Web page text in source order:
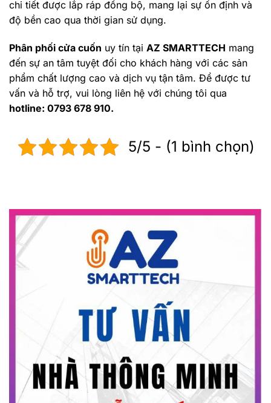
chi tiết được lắp ráp đồng bộ, mang lại sự ổn định và
độ bền cao qua thời gian sử dụng.
Phân phối cửa cuốn uy tín tại AZ SMARTTECH mang
đến sự an tâm tuyệt đối cho khách hàng với các sản
phẩm chất lượng cao và dịch vụ tận tâm. Để được tư
vấn và hỗ trợ, vui lòng liên hệ với chúng tôi qua
hotline: 0793 678 910.
5/5 - (1 bình chọn)